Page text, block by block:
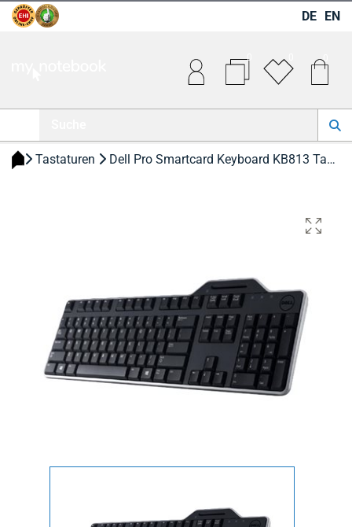
DE EN
0 0
Tastaturen Dell Pro Smartcard Keyboard KB813 Tastatur